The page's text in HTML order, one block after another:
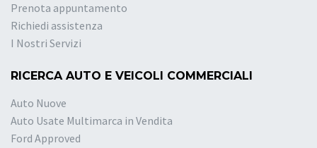
Prenota appuntamento
Richiedi assistenza
I Nostri Servizi
RICERCA AUTO E VEICOLI COMMERCIALI
Auto Nuove
Auto Usate Multimarca in Vendita
Ford Approved